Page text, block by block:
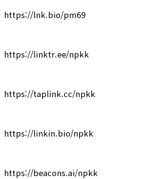
https://lnk.bio/pm69
https://linktr.ee/npkk
https://taplink.cc/npkk
https://linkin.bio/npkk
https://beacons.ai/npkk